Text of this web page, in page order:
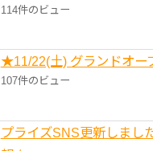
114件のビュー
★11/22(土) グランドオ
107件のビュー
プライズSNS更新しまし